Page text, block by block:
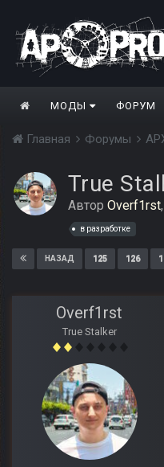
МОДЫ ФОРУМ
Главная Форумы
True
Автор Overf1rst,
в разработке
НАЗАД 125 126
Overf1rst
True Stalker